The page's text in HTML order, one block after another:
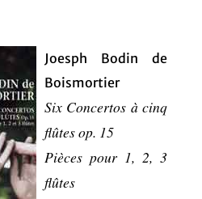
Joesph Bodin de
Boismortier
Six Concertos à cinq
flûtes op. 15
Pièces pour 1, 2, 3
flûtes